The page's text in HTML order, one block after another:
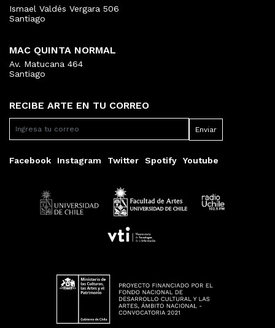
RECIBE ARTE EN TU CORREO
Facebook Instagram Twitter Spotify Youtube
Ismael Valdés Vergara 506
Santiago
MAC QUINTA NORMAL
Av. Matucana 464
Santiago